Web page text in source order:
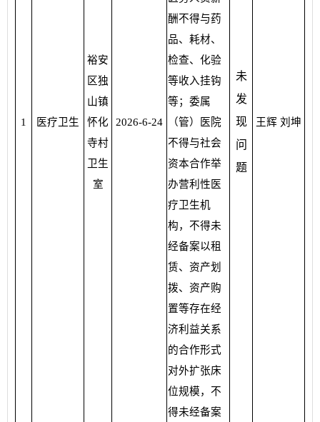
1 医疗卫生
裕安
区独
山镇
怀化
寺村
卫生
室
2026-6-24
酬不得与药
品、耗材、
检查、化验
等收入挂钩
等；委属
（管）医院
不得与社会
资本合作举
办营利性医
疗卫生机
构，不得未
经备案以租
赁、资产划
拨、资产购
置等存在经
济利益关系
的合作形式
对外扩张床
位规模，不
得未经备案
未
发
现
问
题
王辉 刘坤